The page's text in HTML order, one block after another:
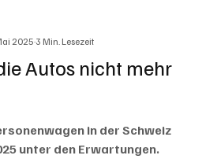
Autos nicht mehr
20253 Min. Lesezeit
bewertet.
in der Schweiz
unter den Erwartungen.